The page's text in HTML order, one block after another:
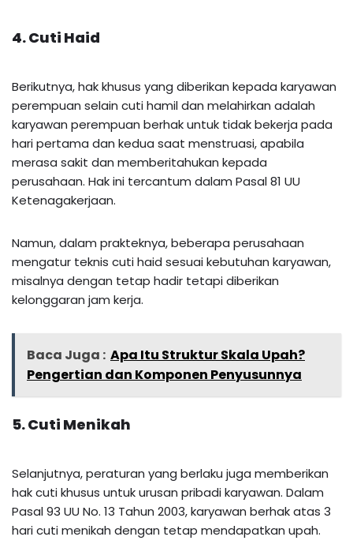
4. Cuti Haid
Berikutnya, hak khusus yang diberikan kepada karyawan
perempuan selain cuti hamil dan melahirkan adalah
karyawan perempuan berhak untuk tidak bekerja pada
hari pertama dan kedua saat menstruasi, apabila
merasa sakit dan memberitahukan kepada
perusahaan. Hak ini tercantum dalam Pasal 81 UU
Ketenagakerjaan.
Namun, dalam prakteknya, beberapa perusahaan
mengatur teknis cuti haid sesuai kebutuhan karyawan,
misalnya dengan tetap hadir tetapi diberikan
kelonggaran jam kerja.
Baca Juga : Apa Itu Struktur Skala Upah?
Pengertian dan Komponen Penyusunnya
5. Cuti Menikah
Selanjutnya, peraturan yang berlaku juga memberikan
hak cuti khusus untuk urusan pribadi karyawan. Dalam
Pasal 93 UU No. 13 Tahun 2003, karyawan berhak atas 3
hari cuti menikah dengan tetap mendapatkan upah.